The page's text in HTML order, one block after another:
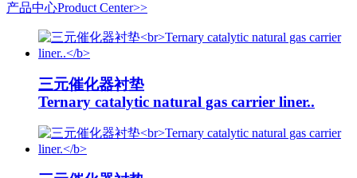
产品中心Product Center>>
三元催化器衬垫
Ternary catalytic natural gas carrier liner..